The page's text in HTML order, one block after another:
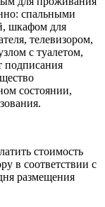
спальными
шкафом для
телевизором,
с туалетом,
подписания
состоянии,
стоимость
в соответствии с
размещения